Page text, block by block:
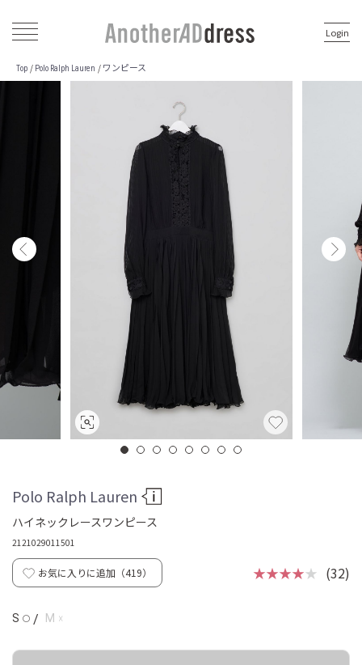
Login
Top / Polo Ralph Lauren / ワンピース
Polo Ralph Lauren
ハイネックレースワンピース
2121029011501
お気に入りに追加（419） ★★★★★ (32)
S ◯ / M ☓